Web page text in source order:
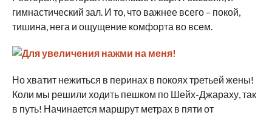
гимнастический зал. И то, что важнее всего – покой,
тишина, нега и ощущение комфорта во всем.
Но хватит нежиться в перинах в покоях третьей жены!
Коли мы решили ходить пешком по Шейх-Джараху, так
в путь! Начинается маршрут метрах в пяти от